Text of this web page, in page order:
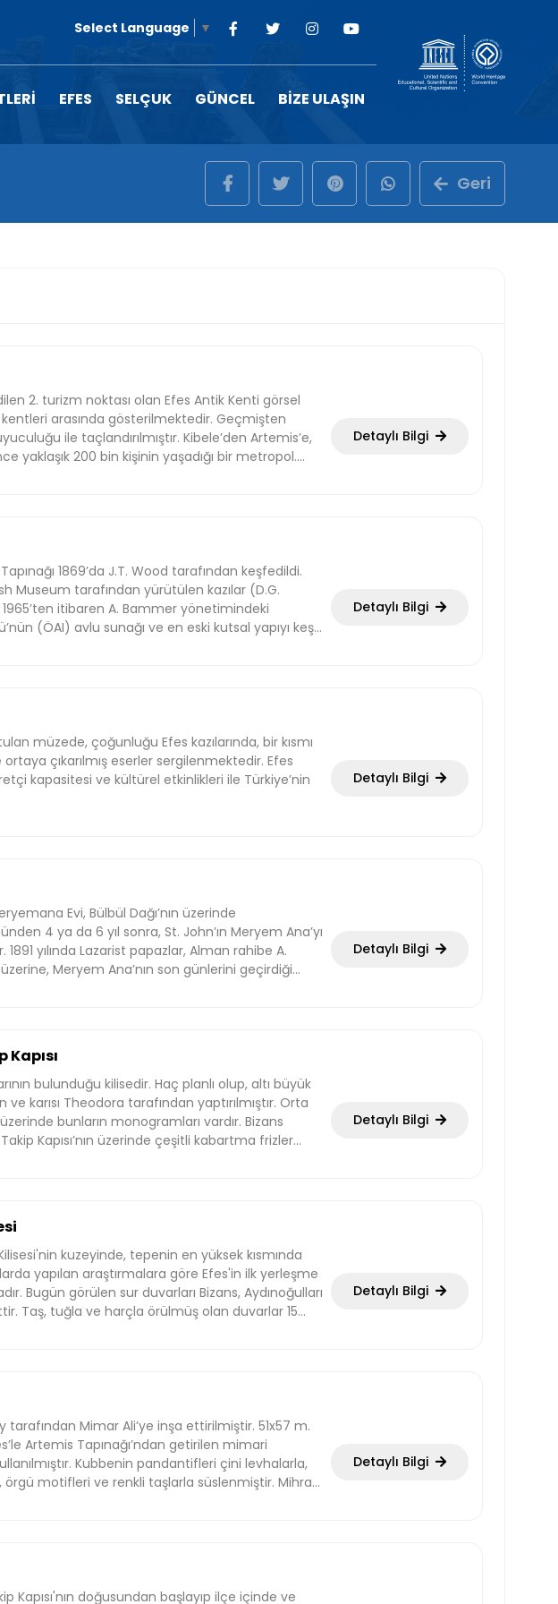
Select Language ▼
EFES SELÇUK GÜNCEL BİZE ULAŞIN
Geri
2. turizm noktası olan Efes Antik Kenti görsel
arasında gösterilmektedir. Geçmişten
ile taçlandırılmıştır. Kibele’den Artemis’e,
yaklaşık 200 bin kişinin yaşadığı bir metropol.
bir şehir. Dahası mı? Gel gör ve hisset, efsaneler
ulaşabilirsiniz.
Detaylı Bilgi
1869’da J.T. Wood tarafından keşfedildi.
Museum tarafından yürütülen kazılar (D.G.
itibaren A. Bammer yönetimindeki
(ÖAI) avlu sunağı ve en eski kutsal yapıyı keşfi
Detaylı Bilgi
müzede, çoğunluğu Efes kazılarında, bir kısmı
çıkarılmış eserler sergilenmektedir. Efes
kapasitesi ve kültürel etkinlikleri ile Türkiye’nin
Detaylı Bilgi
Evi, Bülbül Dağı’nın üzerinde
4 ya da 6 yıl sonra, St. John’ın Meryem Ana’yı
yılında Lazarist papazlar, Alman rahibe A.
Meryem Ana’nın son günlerini geçirdiği
Paul’un 1967’deki ziyaretinden sonra, her yıl
düzenlenmekte ve bu ayinler büyük ilgi
Detaylı Bilgi
bulunduğu kilisedir. Haç planlı olup, altı büyük
karısı Theodora tarafından yaptırılmıştır. Orta
bunların monogramları vardır. Bizans
Kapısı’nın üzerinde çeşitli kabartma frizler
Detaylı Bilgi
kuzeyinde, tepenin en yüksek kısmın­da
yapılan araştırmalara göre Efes'in ilk yerleşme
Bugün görülen sur duvar­ları Bizans, Aydınoğulları
Taş, tuğla ve harçla örülmüş olan duvarlar 15
Kale içinde taş döşemeli sokaklar, çeşitli
en yüksek kısımda bir kilise kalıntısı vardır. Bu
döneminde bazı eklerle sarnıç haline
kısmında, kale hamamı olabilecek nitelikte bir
Detaylı Bilgi
tarafından Mimar Ali’ye inşa ettirilmiştir. 51x57 m.
Artemis Tapınağı’ndan getirilen mimari
Kubbenin pandantifleri çini levhalarla,
motifleri ve renkli taşlarla süslenmiştir. Mihrap
Detaylı Bilgi
Kapı­sı'nın doğusundan başlayıp ilçe içinde ve